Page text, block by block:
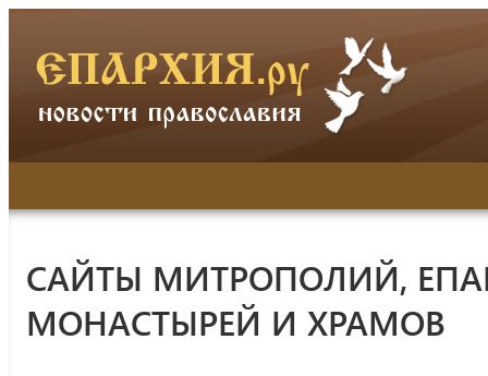
САЙТЫ МИТРОПОЛИЙ,
МОНАСТЫРЕЙ И ХРАМОВ